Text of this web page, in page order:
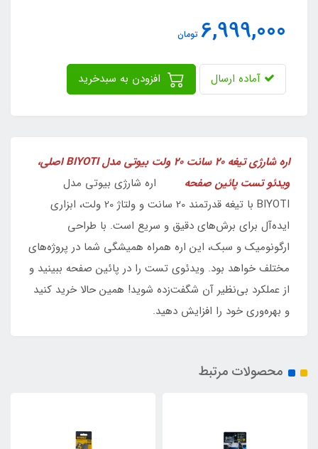
6,999,000 تومان
آماده ارسال
اره شارژی تیغه 20 سانت 20 ولت بیوتی مدل BIYOTI اصلی،
ویدئو تست پائین صفحه اره شارژی بیوتی مدل
BIYOTI با تیغه قدرتمند 20 سانت و ولتاژ 20 ولت، ابزاری
ایده‌آل برای برش‌های دقیق و سریع است. با طراحی
ارگونومیک و سبک، این اره همراه همیشگی شما در پروژه‌های
مختلف خواهد بود. ویدئوی تست را در پائین صفحه ببینید و
از عملکرد بی‌نظیر آن شگفت‌زده شوید! همین حالا خرید کنید
و بهره‌وری خود را افزایش دهید.
محصولات مرتبط